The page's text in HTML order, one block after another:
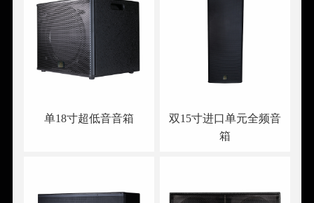
单18寸超低音音箱
双15寸进口单元全频音
箱